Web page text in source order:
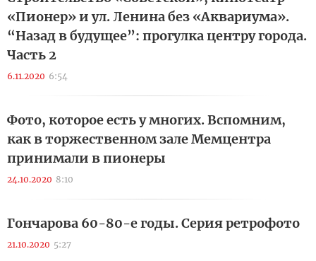
«Пионер» и ул. Ленина без «Аквариума».
“Назад в будущее”: прогулка центру города.
Часть 2
6.11.2020 6:54
Фото, которое есть у многих. Вспомним,
как в торжественном зале Мемцентра
принимали в пионеры
24.10.2020 8:10
Гончарова 60-80-е годы. Серия ретрофото
21.10.2020 5:27